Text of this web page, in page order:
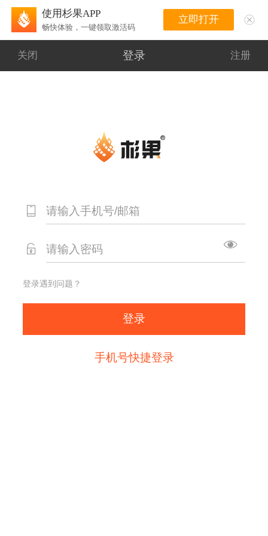
使用杉果APP
畅快体验，一键领取激活码
立即打开
关闭 登录 注册
登录遇到问题？
登录
手机号快捷登录